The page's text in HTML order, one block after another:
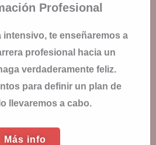
Profesional
intensivo, te enseñaremos a
profesional hacia un
verdaderamente feliz.
para definir un plan de
llevaremos a cabo.
Más info